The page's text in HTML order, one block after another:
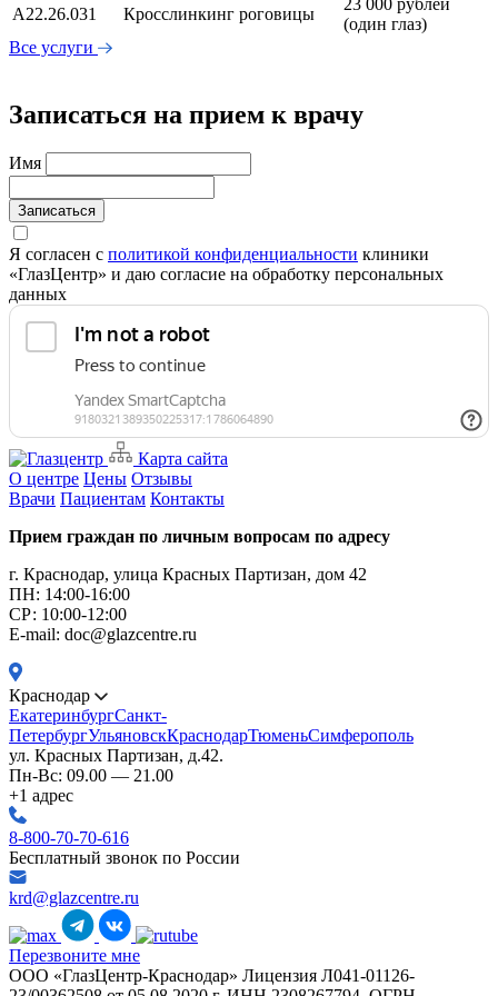
А22.26.031 Кросслинкинг роговицы
23 000 рублей
(один глаз)
Все услуги
Записаться на прием к врачу
Имя
Записаться
Я согласен с политикой конфиденциальности клиники
«ГлазЦентр» и даю согласие на обработку персональных
данных
Карта сайта
О центре Цены Отзывы
Врачи Пациентам Контакты
Прием граждан по личным вопросам по адресу
г. Краснодар, улица Красных Партизан, дом 42
ПН: 14:00-16:00
CР: 10:00-12:00
E-mail: doc@glazcentre.ru
Краснодар
ЕкатеринбургСанкт-
ПетербургУльяновскКраснодарТюменьСимферополь
ул. Красных Партизан, д.42.
Пн-Вс: 09.00 — 21.00
+1 адрес
8-800-70-70-616
Бесплатный звонок по России
krd@glazcentre.ru
Перезвоните мне
ООО «ГлазЦентр-Краснодар» Лицензия Л041-01126-